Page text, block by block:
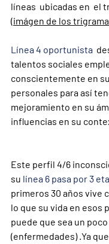
líneas  ubicadas en  el
(imágen de los
Línea 4 oportunista
talentos sociales
conscientemente en
personales para así
mejoramiento en su
influencias en su
Este perfil 4/6
su línea 6 pasa por 3
primeros 30 años vive
lo que su vida en esos
puede que sea un
(enfermedades) .Ya